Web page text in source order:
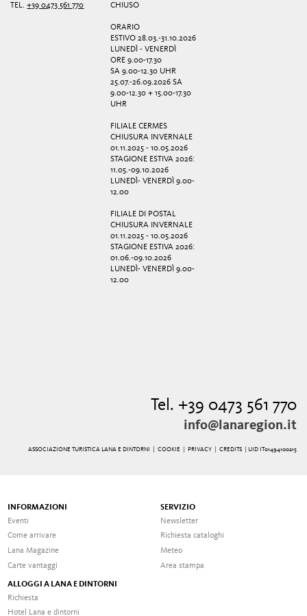
TEL.+39 0473 561 770
CHIUSO
ORARIO
ESTIVO 28.03.-31.10.2026
LUNEDÌ - VENERDÌ
ORE 9.00-17.30
SA 9.00-12.30 UHR
25.07.-26.09.2026 SA
9.00-12.30 + 15.00-17.30
UHR
FILIALE CERMES
CHIUSURA INVERNALE
01.11.2025 - 10.05.2026
STAGIONE ESTIVA 2026:
11.05.-09.10.2026
LUNEDÌ- VENERDÌ 9.00-
12.00
FILIALE DI POSTAL
CHIUSURA INVERNALE
01.11.2025 - 10.05.2026
STAGIONE ESTIVA 2026:
01.06.-09.10.2026
LUNEDÌ- VENERDÌ 9.00-
12.00
Tel. +39 0473 561 770
info@lanaregion.it
ASSOCIAZIONE TURISTICA LANA E DINTORNI | COOKIE PRIVACY| CREDITS | UID IT01494100215
INFORMAZIONI
Eventi
Come arrivare
Lana Magazine
Carte vantaggi
SERVIZIO
Newsletter
Richiesta cataloghi
Meteo
Area stampa
ALLOGGI A LANA E DINTORNI
Richiesta
Hotel Lana e dintorni